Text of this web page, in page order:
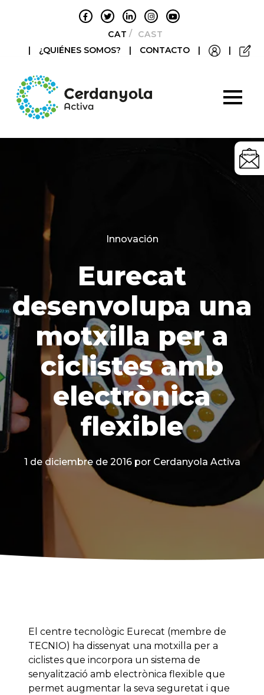
CATALÀCASTELLANO
|
¿QUIÉNES SOMOS? | CONTACTO | |
Categories
Innovación
Eurecat
desenvolupa una
motxilla per a
ciclistes amb
electrònica
flexible
1 de diciembre de 2016 por Cerdanyola Activa
El centre tecnològic Eurecat (membre de
TECNIO) ha dissenyat una motxilla per a
ciclistes que incorpora un sistema de
senyalització amb electrònica flexible que
permet augmentar la seva seguretat i que